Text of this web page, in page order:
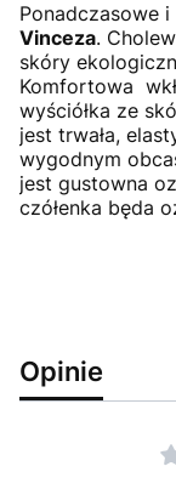
Ponadczasowe i
Vinceza.
skóry
Komfortowa
wyściółka ze
jest trwała,
wygodnym
jest gustowna
czółenka będa
Opinie